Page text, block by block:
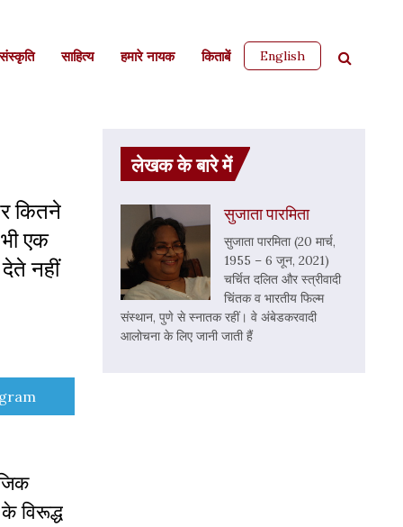
साहित्‍य हमारे नायक किताबें English
कितने
एक
नहीं
विरूद्ध
लेखक के बारे में
सुजाता पारमिता
सुजाता पारमिता (20 मार्च,
1955 – 6 जून, 2021)
चर्चित दलित और स्त्रीवादी
चिंतक व भारतीय फिल्म
संस्थान, पुणे से स्नातक रहीं। वे अंबेडकरवादी
आलोचना के लिए जानी जाती हैं